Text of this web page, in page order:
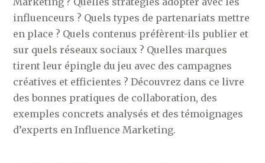
influenceurs ? Quels types de partenariats mettre
en place ? Quels contenus préfèrent-ils publier et
sur quels réseaux sociaux ? Quelles marques
tirent leur épingle du jeu avec des campagnes
créatives et efficientes ? Découvrez dans ce livre
des bonnes pratiques de collaboration, des
exemples concrets analysés et des témoignages
d’experts en Influence Marketing.